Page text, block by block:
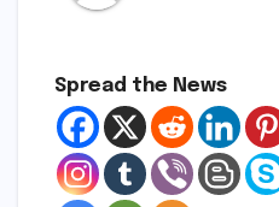
Spread the News